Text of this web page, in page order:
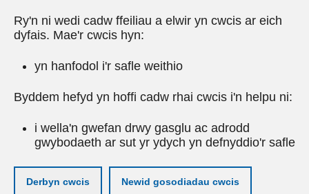
Ry'n ni wedi cadw ffeiliau a elwir yn cwcis ar eich
dyfais. Mae'r cwcis hyn:
yn hanfodol i'r safle weithio
Byddem hefyd yn hoffi cadw rhai cwcis i'n helpu ni:
i wella'n gwefan drwy gasglu ac adrodd
gwybodaeth ar sut yr ydych yn defnyddio'r safle
Derbyn cwcis Newid gosodiadau cwcis